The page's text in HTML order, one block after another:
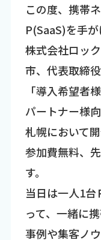
この度、携帯
P(SaaS)を手が
株式会社ロッ
市、代表取締
「導入希望者
パートナー様
札幌において
参加費無料、
す。
当日は一人1
って、一緒に
事例や集客ノ